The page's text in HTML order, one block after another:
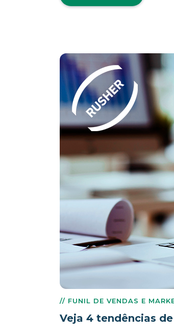
// FUNIL DE VENDAS E
Veja 4 tendências